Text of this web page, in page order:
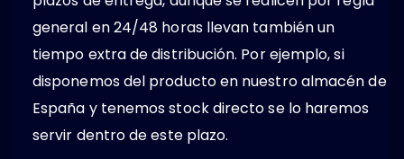
general en 24/48 horas llevan también un
tiempo extra de distribución. Por ejemplo, si
disponemos del producto en nuestro almacén de
España y tenemos stock directo se lo haremos
servir dentro de este plazo.